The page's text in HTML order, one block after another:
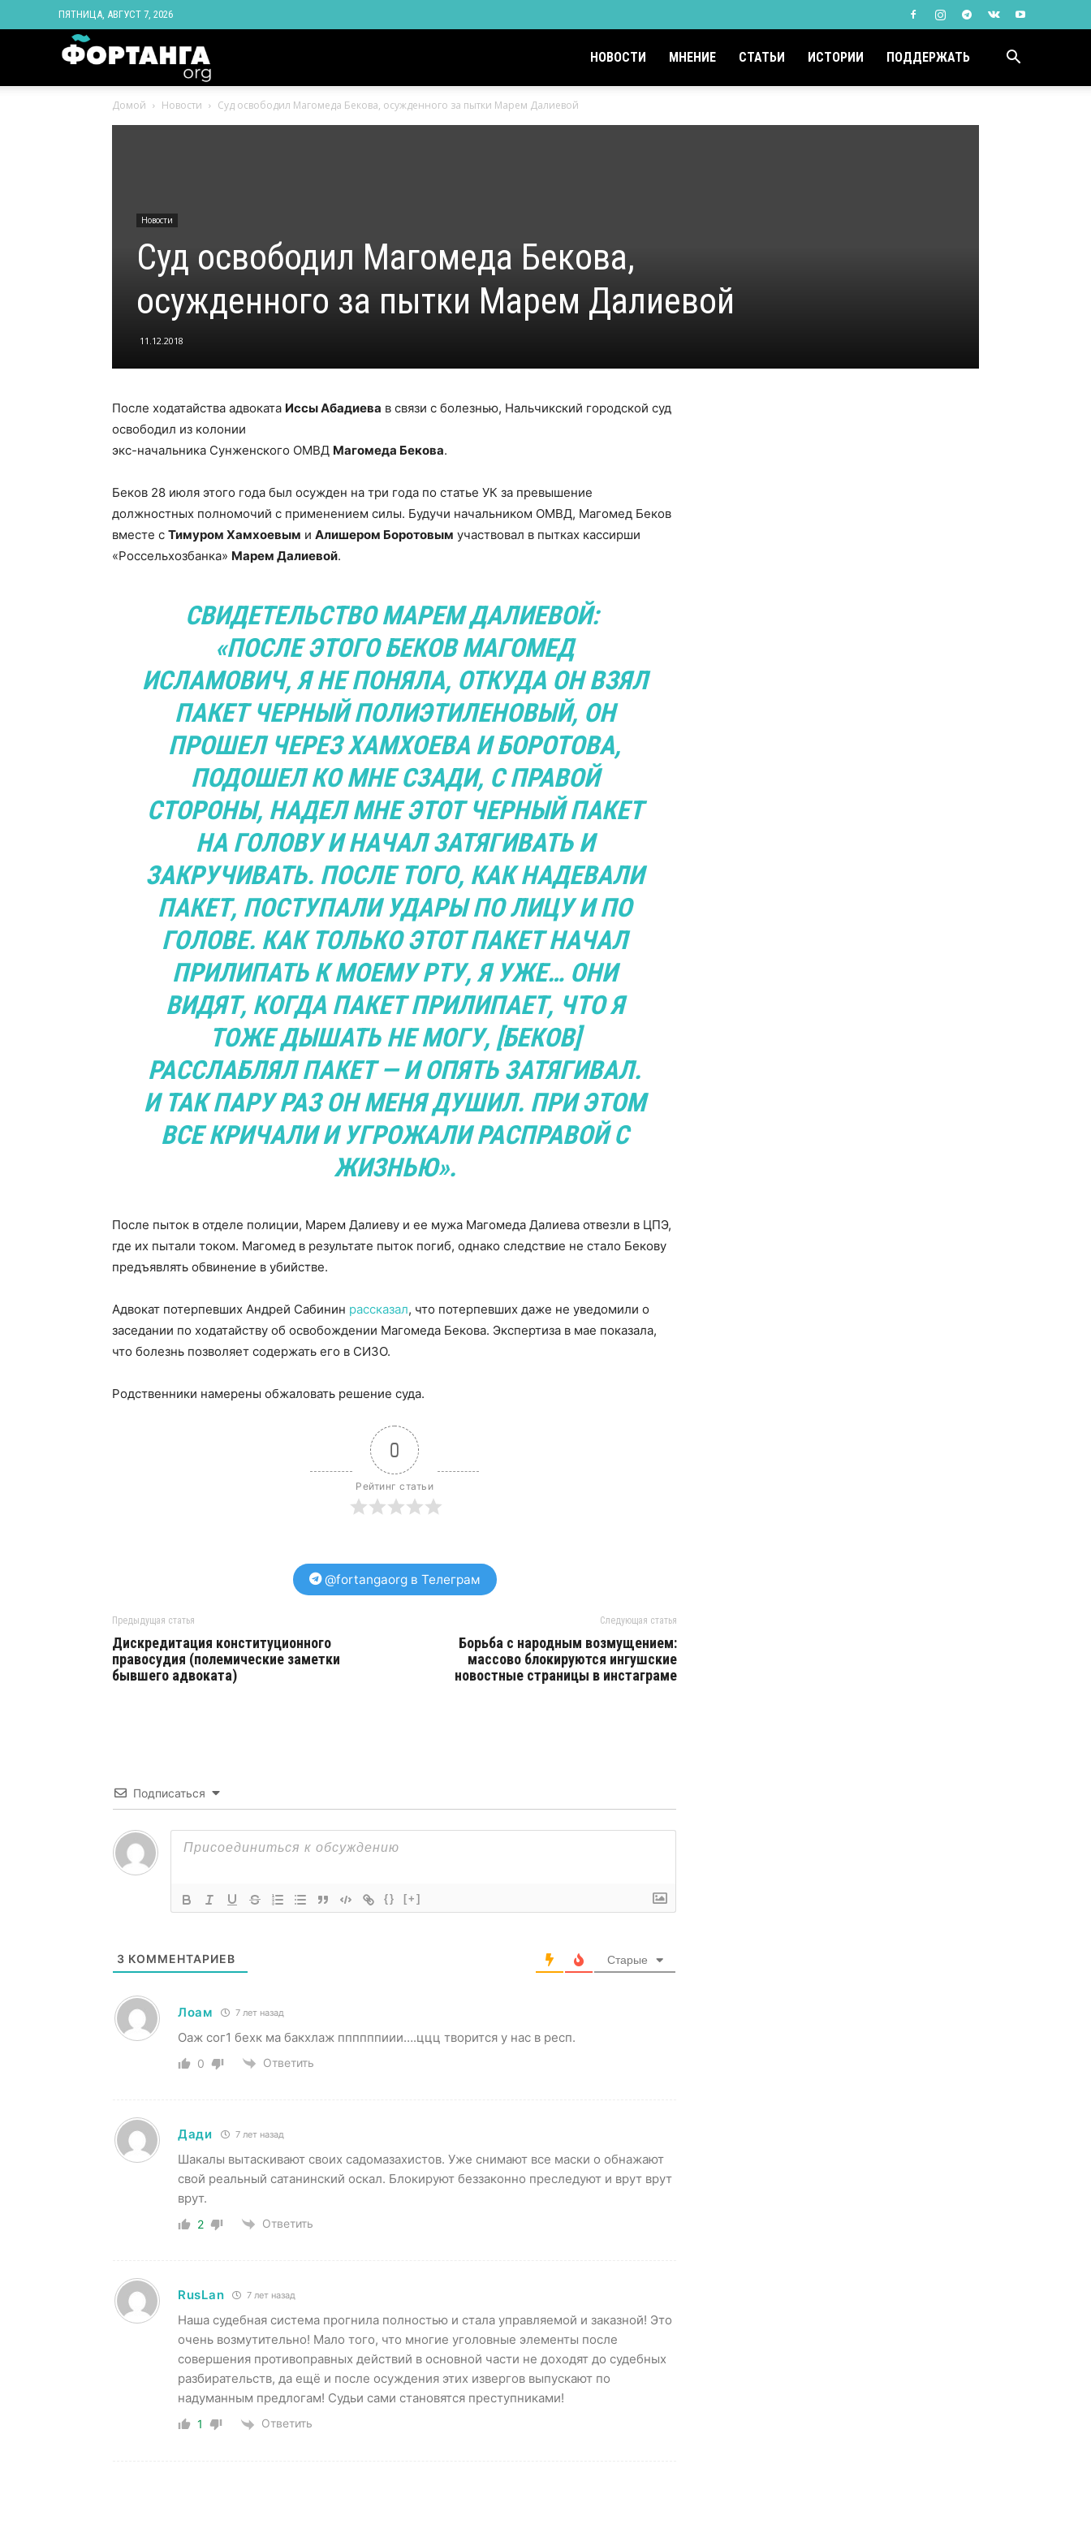
ПЯТНИЦА, АВГУСТ 7, 2026
Ингушетии
НОВОСТИ МНЕНИЕ СТАТЬИ ИСТОРИИ ПОДДЕРЖАТЬ
Домой Новости Суд освободил Магомеда Бекова, осужденного за пытки Марем Далиевой
Новости
Суд освободил Магомеда Бекова,
осужденного за пытки Марем Далиевой
11.12.2018
После ходатайства адвоката Иссы Абадиева в связи с болезнью, Нальчикский городской суд
освободил из колонии
экс-начальника Сунженского ОМВД Магомеда Бекова.
Беков 28 июля этого года был осужден на три года по статье УК за превышение
должностных полномочий с применением силы. Будучи начальником ОМВД, Магомед Беков
вместе с Тимуром Хамхоевым и Алишером Боротовым участвовал в пытках кассирши
«Россельхозбанка» Марем Далиевой.
СВИДЕТЕЛЬСТВО МАРЕМ ДАЛИЕВОЙ:
«ПОСЛЕ ЭТОГО БЕКОВ МАГОМЕД
ИСЛАМОВИЧ, Я НЕ ПОНЯЛА, ОТКУДА ОН ВЗЯЛ
ПАКЕТ ЧЕРНЫЙ ПОЛИЭТИЛЕНОВЫЙ, ОН
ПРОШЕЛ ЧЕРЕЗ ХАМХОЕВА И БОРОТОВА,
ПОДОШЕЛ КО МНЕ СЗАДИ, С ПРАВОЙ
СТОРОНЫ, НАДЕЛ МНЕ ЭТОТ ЧЕРНЫЙ ПАКЕТ
НА ГОЛОВУ И НАЧАЛ ЗАТЯГИВАТЬ И
ЗАКРУЧИВАТЬ. ПОСЛЕ ТОГО, КАК НАДЕВАЛИ
ПАКЕТ, ПОСТУПАЛИ УДАРЫ ПО ЛИЦУ И ПО
ГОЛОВЕ. КАК ТОЛЬКО ЭТОТ ПАКЕТ НАЧАЛ
ПРИЛИПАТЬ К МОЕМУ РТУ, Я УЖЕ… ОНИ
ВИДЯТ, КОГДА ПАКЕТ ПРИЛИПАЕТ, ЧТО Я
ТОЖЕ ДЫШАТЬ НЕ МОГУ, [БЕКОВ]
РАССЛАБЛЯЛ ПАКЕТ — И ОПЯТЬ ЗАТЯГИВАЛ.
И ТАК ПАРУ РАЗ ОН МЕНЯ ДУШИЛ. ПРИ ЭТОМ
ВСЕ КРИЧАЛИ И УГРОЖАЛИ РАСПРАВОЙ С
ЖИЗНЬЮ».
После пыток в отделе полиции, Марем Далиеву и ее мужа Магомеда Далиева отвезли в ЦПЭ,
где их пытали током. Магомед в результате пыток погиб, однако следствие не стало Бекову
предъявлять обвинение в убийстве.
Адвокат потерпевших Андрей Сабинин рассказал, что потерпевших даже не уведомили о
заседании по ходатайству об освобождении Магомеда Бекова. Экспертиза в мае показала,
что болезнь позволяет содержать его в СИЗО.
Родственники намерены обжаловать решение суда.
0
Рейтинг статьи
@fortangaorg в Телеграм
Предыдущая статья
Дискредитация конституционного
правосудия (полемические заметки
бывшего адвоката)
Следующая статья
Борьба с народным возмущением:
массово блокируются ингушские
новостные страницы в инстаграме
Подписаться
{} [+]
3 КОММЕНТАРИЕВ Старые
Лоам 7 лет назад
Оаж сог1 бехк ма бакхлаж ппппппиии….ццц творится у нас в респ.
0 Ответить
Дади 7 лет назад
Шакалы вытаскивают своих садомазахистов. Уже снимают все маски о обнажают
свой реальный сатанинский оскал. Блокируют беззаконно преследуют и врут врут
врут.
2 Ответить
RusLan 7 лет назад
Наша судебная система прогнила полностью и стала управляемой и заказной! Это
очень возмутительно! Мало того, что многие уголовные элементы после
совершения противоправных действий в основной части не доходят до судебных
разбирательств, да ещё и после осуждения этих извергов выпускают по
надуманным предлогам! Судьи сами становятся преступниками!
1 Ответить